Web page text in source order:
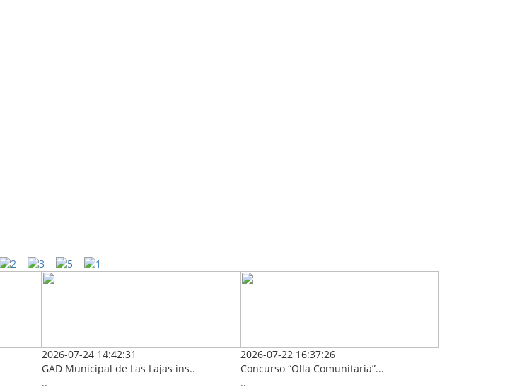
2026-07-24 14:42:31
GAD Municipal de Las Lajas ins..
..
2026-07-22 16:37:26
Concurso “Olla Comunitaria”...
..